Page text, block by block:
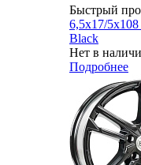
Быстрый
6,5x17/
Black
Нет в
Подробнее